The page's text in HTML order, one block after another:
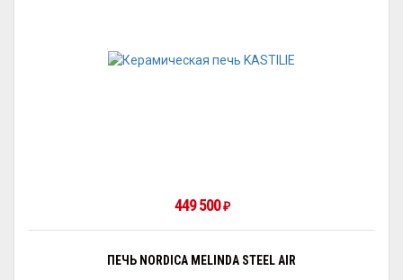
449 500₽
ПЕЧЬ NORDICA MELINDA STEEL AIR